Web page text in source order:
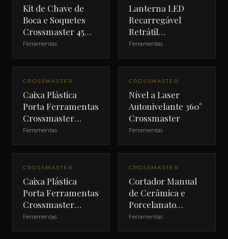
Kit de Chave de
Boca e Soquetes
Crossmaster 45
Peças
Ferramentas
Lanterna LED
Recarregável
Retrátil
Crossmaster 3W
Ferramentas
CROSSMASTER
Caixa Plástica
Porta Ferramentas
Crossmaster
420mm
Ferramentas
CROSSMASTER
Nível a Laser
Autonivelante 360°
Crossmaster
Ferramentas
CROSSMASTER
Caixa Plástica
Porta Ferramentas
Crossmaster
480mm
Ferramentas
CROSSMASTER
Cortador Manual
de Cerâmica e
Porcelanato
Crossmaster 24"
Ferramentas